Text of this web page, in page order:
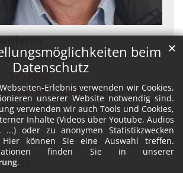
beim
Datenschutz
Erlebnis verwenden wir Cookies,
unserer Website notwendig sind.
verwenden wir auch Tools und Cookies,
Inhalte (Videos über Youtube, Audios
...) oder zu anonymen Statistikzwecken
können Sie eine Auswahl treffen.
finden Sie in unserer
.
✕
Sozialzentrum
1753982